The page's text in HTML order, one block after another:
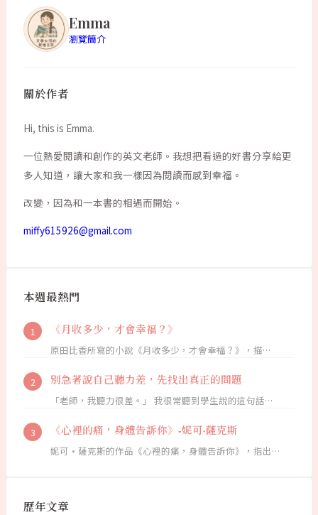
Emma
瀏覽簡介
關於作者
Hi, this is Emma.
一位熱愛閱讀和創作的英文老師。我想把看過的好書分享給更
多人知道，讓大家和我一樣因為閱讀而感到幸福。
改變，因為和一本書的相遇而開始。
miffy615926@gmail.com
本週最熱門
《月收多少，才會幸福？》
原田比香所寫的小說《月收多少，才會幸福？》，描…
別急著說自己聽力差，先找出真正的問題
「老師，我聽力很差。」 我很常聽到學生說的這句話…
《心裡的痛，身體告訴你》-妮可·薩克斯
妮可·薩克斯的作品《心裡的痛，身體告訴你》，指出…
歷年文章